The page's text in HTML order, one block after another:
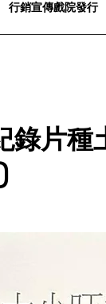
行銷宣傳戲院發行
錄片種